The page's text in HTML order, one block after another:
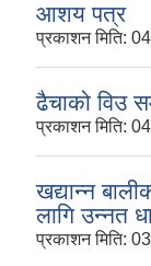
आशय पत्र
प्रकाशन मिति:
ढैचाको विउ
प्रकाशन मिति:
खद्यान्न
लागि उन्नत
प्रकाशन मिति: